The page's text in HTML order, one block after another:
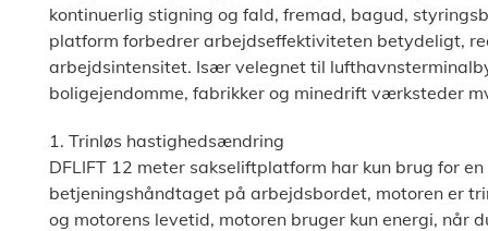
kontinuerlig stigning og fald, fremad, bagud,
platform forbedrer arbejdseffektiviteten betydeligt,
arbejdsintensitet. Især velegnet til
boligejendomme, fabrikker og minedrift værksteder
1. Trinløs hastighedsændring
DFLIFT 12 meter sakseliftplatform har kun brug for
betjeningshåndtaget på arbejdsbordet, motoren er
og motorens levetid, motoren bruger kun energi, når